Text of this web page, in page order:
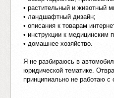
• растительный и животный
• ландшафтный дизайн;
• описания к товарам
• инструкции к медицинским
• домашнее хозяйство.
Я не разбираюсь в
юридической тематике.
принципиально не работаю с